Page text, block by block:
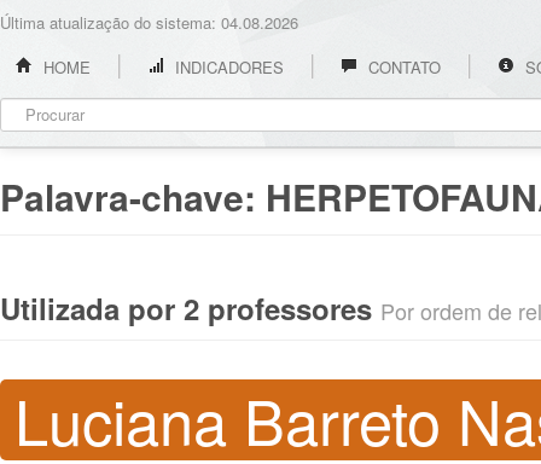
Última atualização do sistema: 04.08.2026
HOME
INDICADORES CONTATO
Palavra-chave:
Utilizada por 2 professores Por ordem de
Luciana Barreto